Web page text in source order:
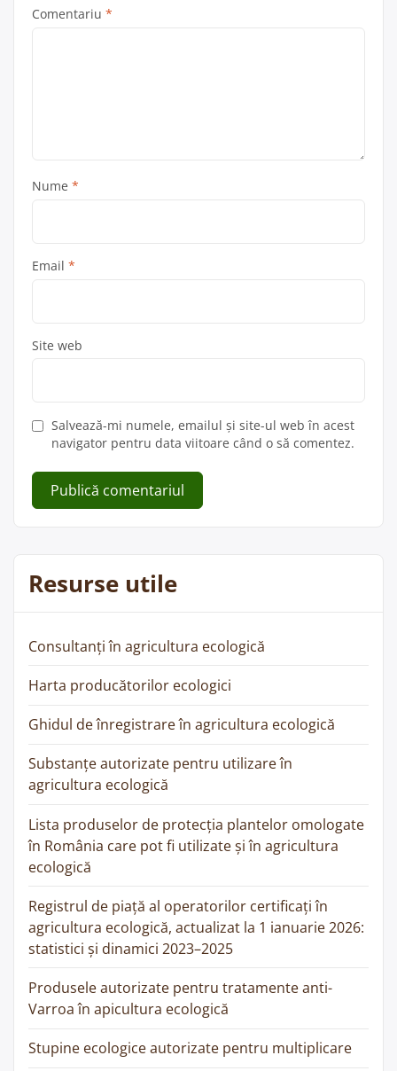
Comentariu *
Nume *
Email *
Site web
Salvează-mi numele, emailul și site-ul web în acest
navigator pentru data viitoare când o să comentez.
Resurse utile
Consultanți în agricultura ecologică
Harta producătorilor ecologici
Ghidul de înregistrare în agricultura ecologică
Substanțe autorizate pentru utilizare în
agricultura ecologică
Lista produselor de protecția plantelor omologate
în România care pot fi utilizate și în agricultura
ecologică
Registrul de piață al operatorilor certificați în
agricultura ecologică, actualizat la 1 ianuarie 2026:
statistici și dinamici 2023–2025
Produsele autorizate pentru tratamente anti-
Varroa în apicultura ecologică
Stupine ecologice autorizate pentru multiplicare